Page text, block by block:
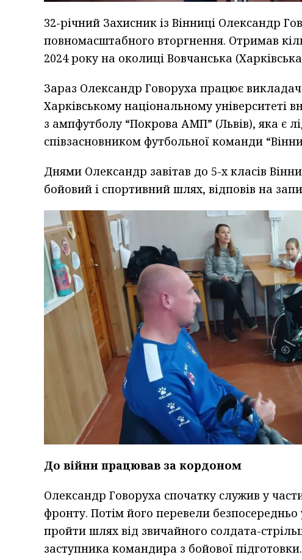
32-річний Захисник із Вінниці Олександр
повномасштабного вторгнення. Отримав
2024 року на околиці Вовчанська
Зараз Олександр Говоруха працює
Харківському національному університеті
з ампфутболу “Покрова АМП” (Львів), яка є
співзасновником футбольної команди
Днями Олександр завітав до 5-х класів
бойовий і спортивний шлях, відповів на
До війни працював за кордоном
Олександр Говоруха спочатку служив у
фронту. Потім його перевели
пройти шлях від звичайного солдата-
заступника командира з бойової підготовки.